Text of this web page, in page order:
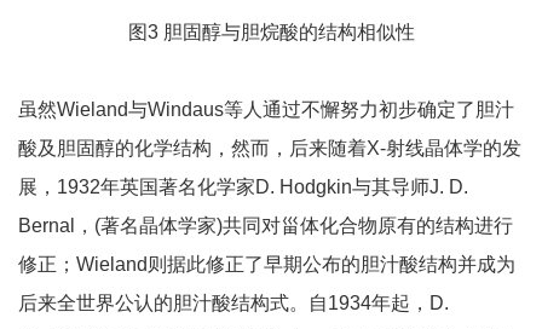
图3 胆固醇与胆烷酸的结构相似性
虽然Wieland与Windaus等人通过不懈努力初步确定了胆汁
酸及胆固醇的化学结构，然而，后来随着X-射线晶体学的发
展，1932年英国著名化学家D. Hodgkin与其导师J. D.
Bernal，(著名晶体学家)共同对甾体化合物原有的结构进行
修正；Wieland则据此修正了早期公布的胆汁酸结构并成为
后来全世界公认的胆汁酸结构式。自1934年起，D.